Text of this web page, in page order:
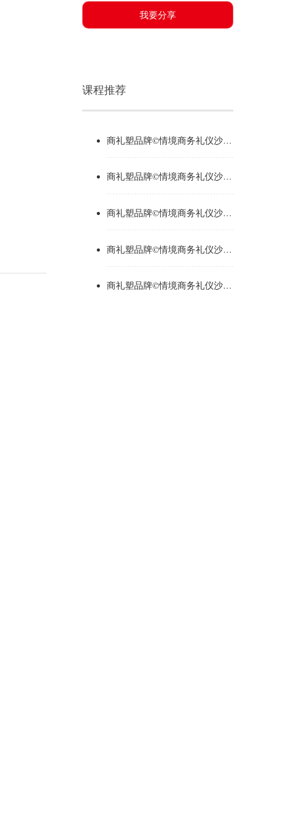
我要分享
课程推荐
商礼塑品牌©情境商务礼仪沙盘（营销版）
商礼塑品牌©情境商务礼仪沙盘（银行礼仪与沟通版）
商礼塑品牌©情境商务礼仪沙盘（银行标准版）
商礼塑品牌©情境商务礼仪沙盘（接待版）
商礼塑品牌©情境商务礼仪沙盘（标准版）